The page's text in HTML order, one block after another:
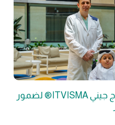
سدرة للطب يقدم أول علاج جيني ITVISMA® لضمور